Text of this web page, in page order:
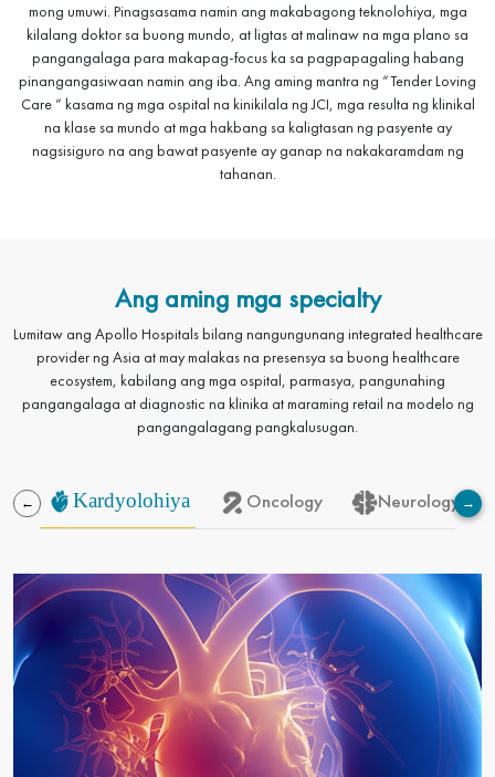
mong umuwi. Pinagsasama namin ang makabagong teknolohiya, mga
kilalang doktor sa buong mundo, at ligtas at malinaw na mga plano sa
pangangalaga para makapag-focus ka sa pagpapagaling habang
pinangangasiwaan namin ang iba. Ang aming mantra ng “Tender Loving
Care “ kasama ng mga ospital na kinikilala ng JCI, mga resulta ng klinikal
na klase sa mundo at mga hakbang sa kaligtasan ng pasyente ay
nagsisiguro na ang bawat pasyente ay ganap na nakakaramdam ng
tahanan.
Ang aming mga specialty
Lumitaw ang Apollo Hospitals bilang nangungunang integrated healthcare
provider ng Asia at may malakas na presensya sa buong healthcare
ecosystem, kabilang ang mga ospital, parmasya, pangunahing
pangangalaga at diagnostic na klinika at maraming retail na modelo ng
pangangalagang pangkalusugan.
← Imahen
Kardyolohiya ImahenOncology ImahenNeurology at
→
Imahen